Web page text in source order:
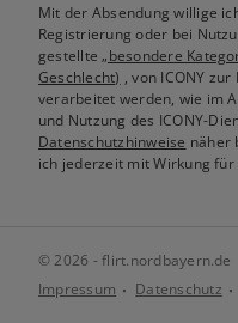
Mit der Absendung willige
Registrierung oder bei
gestellte„besondere
Geschlecht) , von ICONY
verarbeitet werden, wie im
und Nutzung des ICONY-
Datenschutzhinweise näher
ich jederzeit mit Wirkung
© 2026 - flirt.nordbayern.de
Impressum
Datenschutz